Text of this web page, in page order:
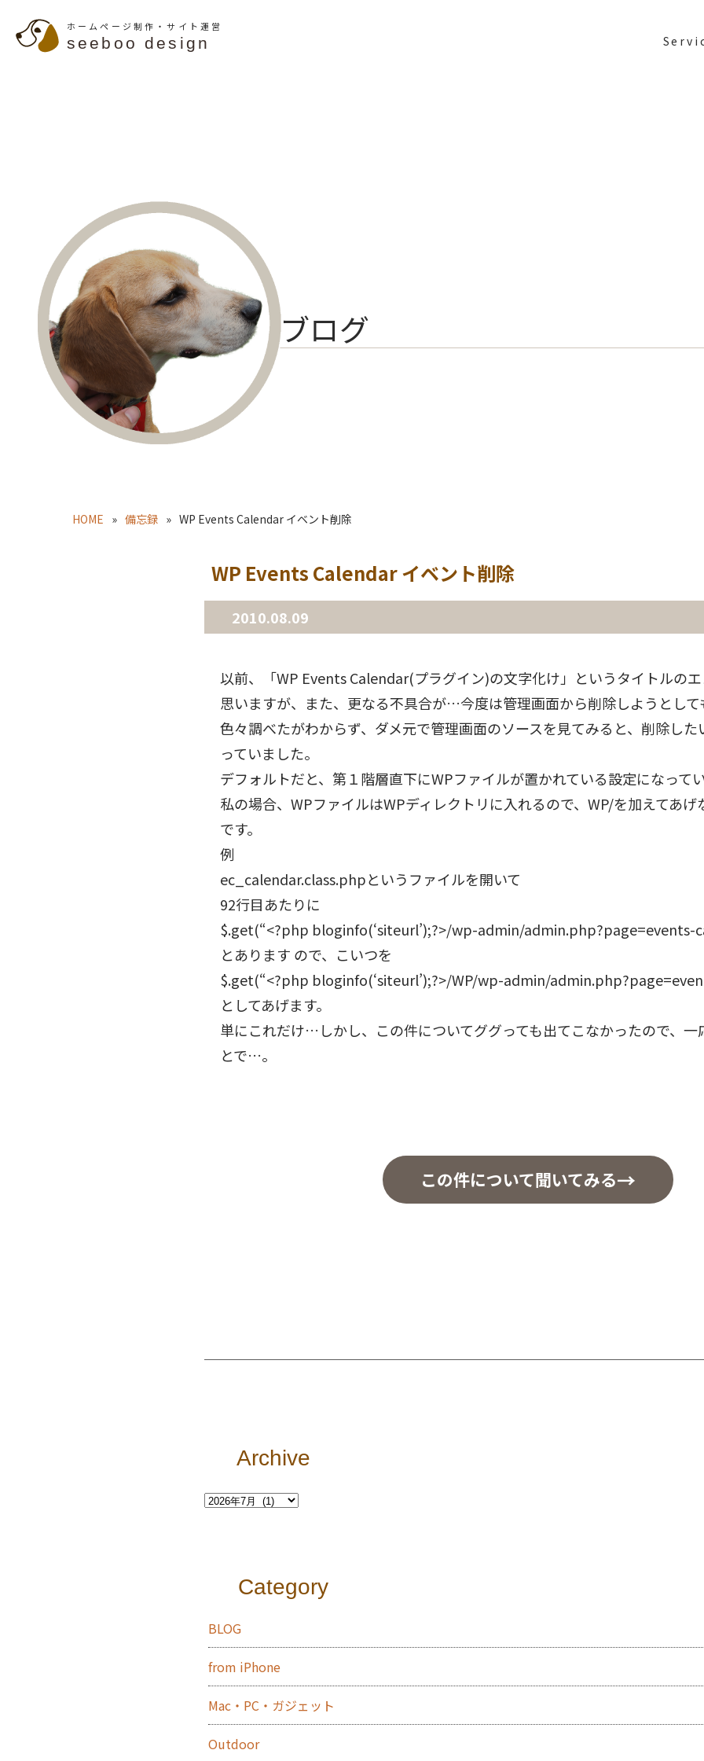
ホームページ制作・サイト運営
seeboo design
ブログ
HOME 備忘録 WP Events Calendar イベント削除
WP Events Calendar イベント削除
2010.08.09
以前、「WP Events Calendar(プラグイン)の文字化け」というタイトルの
思いますが、また、更なる不具合が…今度は管理画面から削除しようとし
色々調べたがわからず、ダメ元で管理画面のソースを見てみると、削除し
っていました。
デフォルトだと、第１階層直下にWPファイルが置かれている設定になって
私の場合、WPファイルはWPディレクトリに入れるので、WP/を加えてあ
です。
例
ec_calendar.class.phpというファイルを開いて
92行目あたりに
$.get(“<?php bloginfo(‘siteurl’);?>/wp-admin/admin.php?page=events-
とあります ので、こいつを
$.get(“<?php bloginfo(‘siteurl’);?>/WP/wp-admin/
としてあげます。
単にこれだけ…しかし、この件についてググっても出てこなかったので、一
とで…。
この件について聞いてみる
Archive
Category
BLOG
from iPhone
Mac・PC・ガジェット
Outdoor